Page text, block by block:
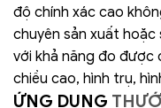
độ chính xác cao
chuyên sản xuất
với khả năng đo được
chiều cao, hình trụ,
ỨNG DỤNG